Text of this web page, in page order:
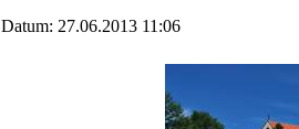
Datum: 27.06.2013 11:06